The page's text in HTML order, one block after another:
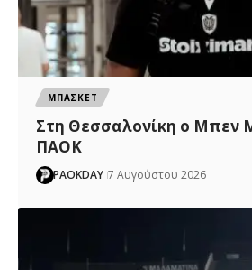
ΜΠΑΣΚΕΤ
Στη Θεσσαλονίκη ο Μπεν
ΠΑΟΚ
PAOKDAY 7 Αυγούστου 2026